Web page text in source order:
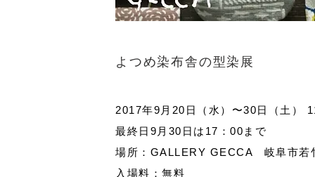
よつめ染布舎の型染展
2017年9月20日（水）〜30日（土）
最終日9月30日は17：00まで
場所：GALLERY GECCA 岐阜市
入場料：無料